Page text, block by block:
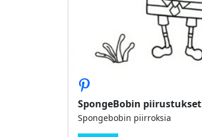
SpongeBobin piirustukset
Spongebobin piirroksia